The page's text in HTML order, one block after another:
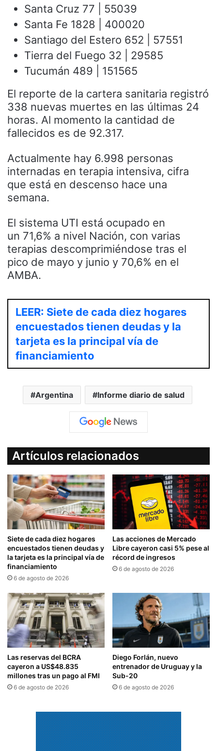
Santa Cruz 77 | 55039
Santa Fe 1828 | 400020
Santiago del Estero 652 | 57551
Tierra del Fuego 32 | 29585
Tucumán 489 | 151565
El reporte de la cartera sanitaria registró
338 nuevas muertes en las últimas 24
horas. Al momento la cantidad de
fallecidos es de 92.317.
Actualmente hay 6.998 personas
internadas en terapia intensiva, cifra
que está en descenso hace una
semana.
El sistema UTI está ocupado en
un 71,6% a nivel Nación, con varias
terapias descomprimiéndose tras el
pico de mayo y junio y 70,6% en el
AMBA.
LEER: Siete de cada diez hogares
encuestados tienen deudas y la
tarjeta es la principal vía de
financiamiento
Argentina Informe diario de salud
Artículos relacionados
Siete de cada diez hogares
encuestados tienen deudas y
la tarjeta es la principal vía de
financiamiento
6 de agosto de 2026
Las acciones de Mercado
Libre cayeron casi 5% pese al
récord de ingresos
6 de agosto de 2026
Las reservas del BCRA
cayeron a US$48.835
millones tras un pago al FMI
6 de agosto de 2026
Diego Forlán, nuevo
entrenador de Uruguay y la
Sub-20
6 de agosto de 2026